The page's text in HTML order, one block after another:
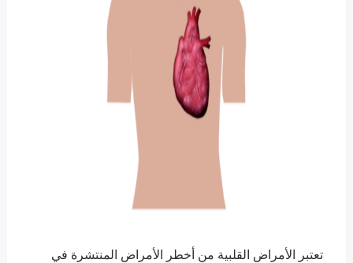
تعتبر الأمراض القلبية من أخطر الأمراض المنتشرة في